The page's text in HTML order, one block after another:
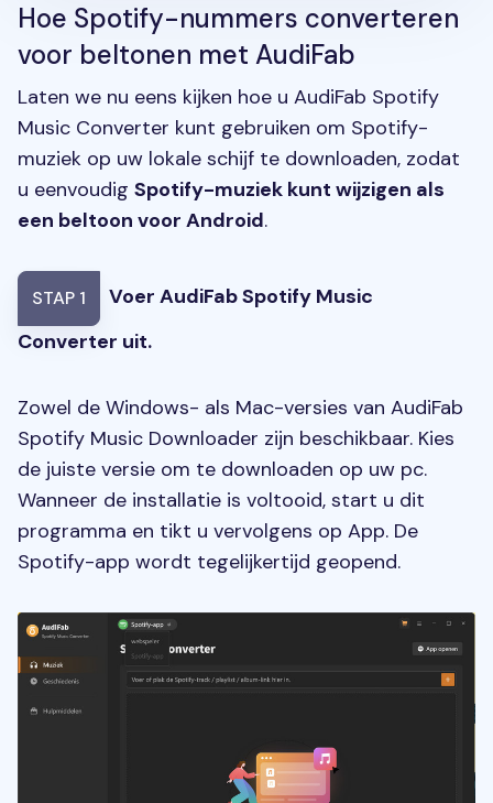
Hoe Spotify-nummers converteren
voor beltonen met AudiFab
Laten we nu eens kijken hoe u AudiFab Spotify
Music Converter kunt gebruiken om Spotify-
muziek op uw lokale schijf te downloaden, zodat
u eenvoudig Spotify-muziek kunt wijzigen als
een beltoon voor Android.
STAP 1
Voer AudiFab Spotify Music
Converter uit.
Zowel de Windows- als Mac-versies van AudiFab
Spotify Music Downloader zijn beschikbaar. Kies
de juiste versie om te downloaden op uw pc.
Wanneer de installatie is voltooid, start u dit
programma en tikt u vervolgens op App. De
Spotify-app wordt tegelijkertijd geopend.